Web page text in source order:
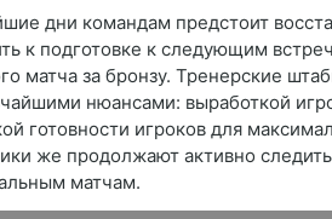
дни командам предстоит
к подготовке к следующим
матча за бронзу. Тренерские
нюансами: выработкой
готовности игроков для
же продолжают активно
матчам.